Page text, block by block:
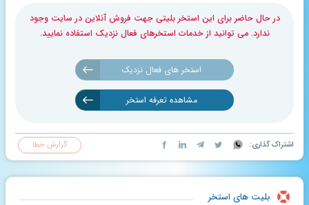
در حال حاضر برای این استخر بلیتی جهت فروش آنلاین در سایت وجود
ندارد. می توانید از خدمات استخرهای فعال نزدیک استفاده نمایید.
استخر های فعال نزدیک
مشاهده تعرفه استخر
اشتراک گذاری: گزارش خطا
بلیت های استخر